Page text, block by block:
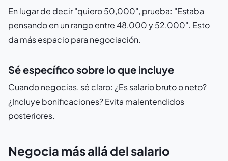
En lugar de decir "quiero 50,000", prueba: "Estaba
pensando en un rango entre 48,000 y 52,000". Esto
da más espacio para negociación.
Sé específico sobre lo que incluye
Cuando negocias, sé claro: ¿Es salario bruto o neto?
¿Incluye bonificaciones? Evita malentendidos
posteriores.
Negocia más allá del salario